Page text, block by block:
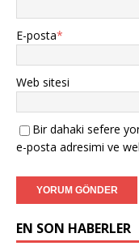
E-posta*
Web sitesi
Bir dahaki sefere
e-posta adresimi ve
EN SON HABERLER